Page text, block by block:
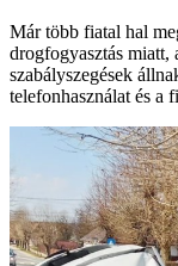
Már több fiatal hal
drogfogyasztás miatt,
szabályszegések
telefonhasználat és a